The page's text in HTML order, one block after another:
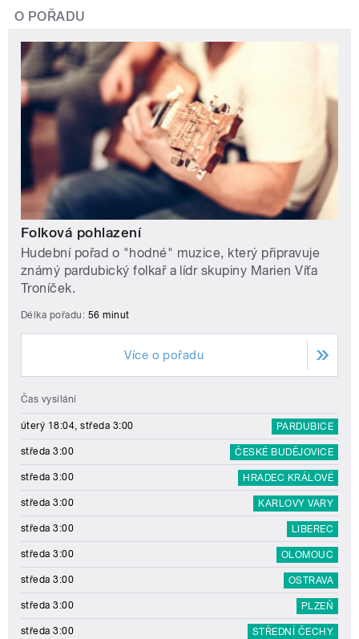
O POŘADU
Folková pohlazení
Hudební pořad o "hodné" muzice, který připravuje
známý pardubický folkař a lídr skupiny Marien Víťa
Troníček.
Délka pořadu: 56 minut
Více o pořadu
Čas vysílání
úterý 18:04, středa 3:00 PARDUBICE
středa 3:00 ČESKÉ BUDĚJOVICE
středa 3:00 HRADEC KRÁLOVÉ
středa 3:00 KARLOVY VARY
středa 3:00 LIBEREC
středa 3:00 OLOMOUC
středa 3:00 OSTRAVA
středa 3:00 PLZEŇ
středa 3:00 STŘEDNÍ ČECHY